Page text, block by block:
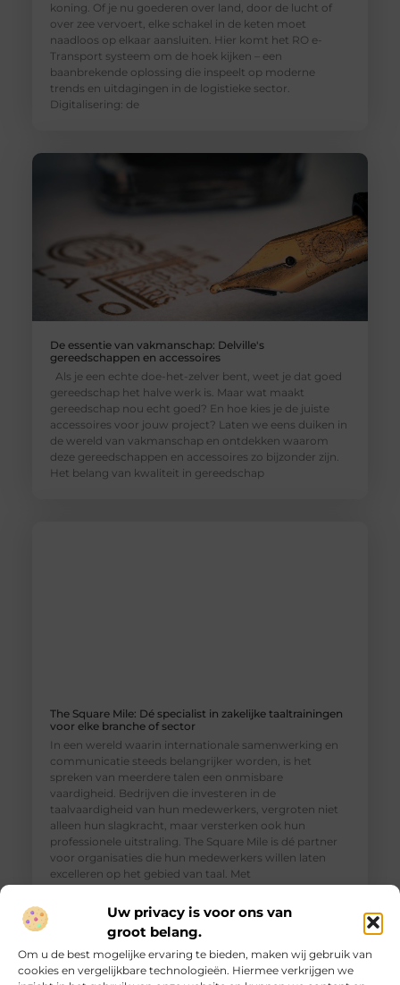
Uw privacy is voor ons van
groot belang.
Om u de best mogelijke ervaring te bieden, maken wij gebruik van
cookies en vergelijkbare technologieën. Hiermee verkrijgen we
koning. Of je nu goederen over land, door de lucht of
over zee vervoert, elke schakel in de keten moet
naadloos op elkaar aansluiten. Hier komt het RO e-
Transport systeem om de hoek kijken – een
baanbrekende oplossing die inspeelt op moderne
trends en uitdagingen in de logistieke sector.
Digitalisering: de
De essentie van vakmanschap: Delville's
gereedschappen en accessoires
Als je een echte doe-het-zelver bent, weet je dat goed
gereedschap het halve werk is. Maar wat maakt
gereedschap nou echt goed? En hoe kies je de juiste
accessoires voor jouw project? Laten we eens duiken in
de wereld van vakmanschap en ontdekken waarom
deze gereedschappen en accessoires zo bijzonder zijn.
Het belang van kwaliteit in gereedschap
The Square Mile: Dé specialist in zakelijke taaltrainingen
voor elke branche of sector
In een wereld waarin internationale samenwerking en
communicatie steeds belangrijker worden, is het
spreken van meerdere talen een onmisbare
vaardigheid. Bedrijven die investeren in de
taalvaardigheid van hun medewerkers, vergroten niet
alleen hun slagkracht, maar versterken ook hun
professionele uitstraling. The Square Mile is dé partner
voor organisaties die hun medewerkers willen laten
excelleren op het gebied van taal. Met